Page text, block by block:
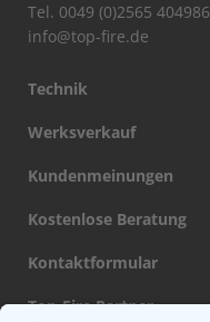
Tel. 0049 (0)2565 404986
info@top-fire.de
Technik
Werksverkauf
Kundenmeinungen
Kostenlose Beratung
Kontaktformular
Top-Fire Partner